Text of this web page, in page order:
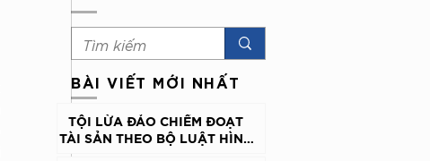
BÀI VIẾT MỚI NHẤT
TỘI LỪA ĐẢO CHIẾM ĐOẠT
TÀI SẢN THEO BỘ LUẬT HÌNH